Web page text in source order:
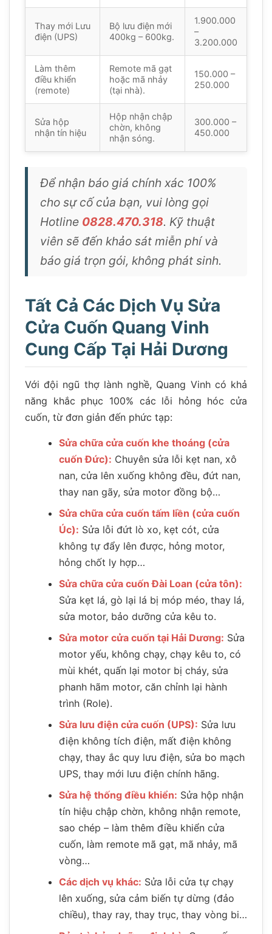
Thay mới Lưu
điện (UPS)
Bộ lưu điện mới
400kg – 600kg.
1.900.000
–
3.200.000
Làm thêm
điều khiển
(remote)
Remote mã gạt
hoặc mã nhảy
(tại nhà).
150.000 –
250.000
Sửa hộp
nhận tín hiệu
Hộp nhận chập
chờn, không
nhận sóng.
300.000 –
450.000
Để nhận báo giá chính xác 100%
cho sự cố của bạn, vui lòng gọi
Hotline 0828.470.318. Kỹ thuật
viên sẽ đến khảo sát miễn phí và
báo giá trọn gói, không phát sinh.
Tất Cả Các Dịch Vụ Sửa
Cửa Cuốn Quang Vinh
Cung Cấp Tại Hải Dương
Với đội ngũ thợ lành nghề, Quang Vinh có khả
năng khắc phục 100% các lỗi hỏng hóc cửa
cuốn, từ đơn giản đến phức tạp:
Sửa chữa cửa cuốn khe thoáng (cửa
cuốn Đức): Chuyên sửa lỗi kẹt nan, xô
nan, cửa lên xuống không đều, đứt nan,
thay nan gãy, sửa motor đồng bộ…
Sửa chữa cửa cuốn tấm liền (cửa cuốn
Úc): Sửa lỗi đứt lò xo, kẹt cót, cửa
không tự đẩy lên được, hỏng motor,
hỏng chốt ly hợp…
Sửa chữa cửa cuốn Đài Loan (cửa tôn):
Sửa kẹt lá, gò lại lá bị móp méo, thay lá,
sửa motor, bảo dưỡng cửa kêu to.
Sửa motor cửa cuốn tại Hải Dương: Sửa
motor yếu, không chạy, chạy kêu to, có
mùi khét, quấn lại motor bị cháy, sửa
phanh hãm motor, căn chỉnh lại hành
trình (Role).
Sửa lưu điện cửa cuốn (UPS): Sửa lưu
điện không tích điện, mất điện không
chạy, thay ắc quy lưu điện, sửa bo mạch
UPS, thay mới lưu điện chính hãng.
Sửa hệ thống điều khiển: Sửa hộp nhận
tín hiệu chập chờn, không nhận remote,
sao chép – làm thêm điều khiển cửa
cuốn, làm remote mã gạt, mã nhảy, mã
vòng…
Các dịch vụ khác: Sửa lỗi cửa tự chạy
lên xuống, sửa cảm biến tự dừng (đảo
chiều), thay ray, thay trục, thay vòng bi…